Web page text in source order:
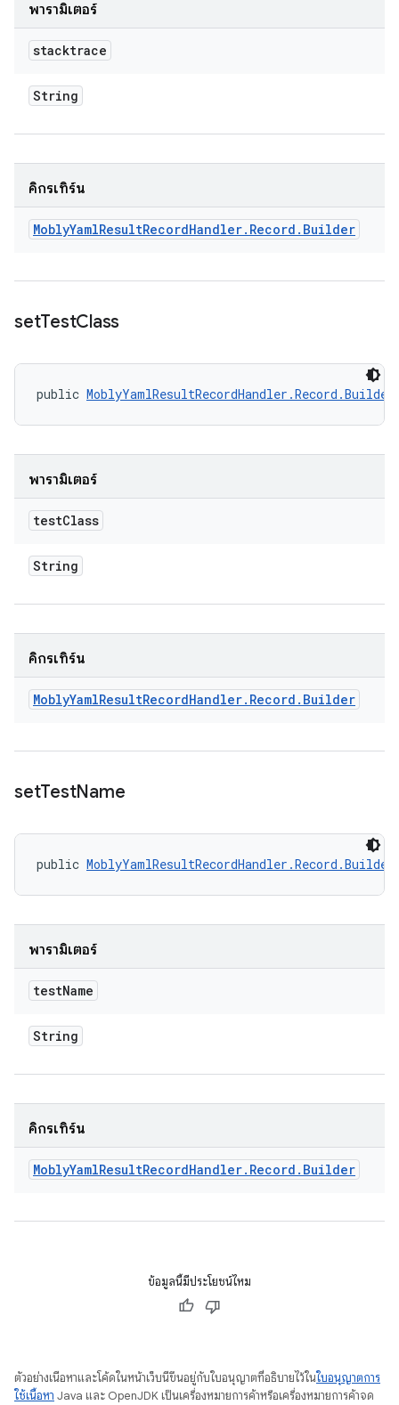
พารามิเตอร์
stacktrace
String
คิกรีเทิร์น
MoblyYamlResultRecordHandler. Record . Builder
setTestClass
public MoblyYamlResultRecordHandler.Record.Builder
พารามิเตอร์
testClass
String
คิกรีเทิร์น
MoblyYamlResultRecordHandler. Record . Builder
setTestName
public MoblyYamlResultRecordHandler.Record.Builder
พารามิเตอร์
testName
String
คิกรีเทิร์น
MoblyYamlResultRecordHandler. Record . Builder
ข้อมูลนี้มีประโยชน์ไหม
ตัวอย่างเนื้อหาและโค้ดในหน้าเว็บนี้ขึ้นอยู่กับใบอนุญาตที่อธิบายไว้ในใบอนุญาตการ
ใช้เนื้อหา Java และ OpenJDK เป็นเครื่องหมายการค้าหรือเครื่องหมายการค้าจด